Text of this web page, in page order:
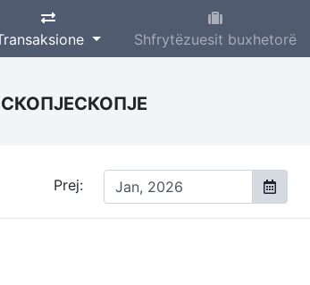
Shfrytëzuesit buxhetorë
Prej: